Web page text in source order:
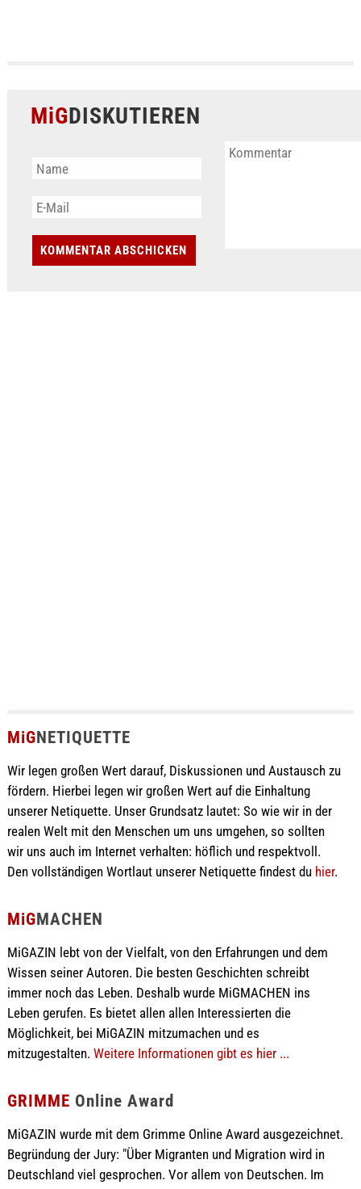
MiGDISKUTIEREN
MiGNETIQUETTE
Wir legen großen Wert darauf, Diskussionen und Austausch zu
fördern. Hierbei legen wir großen Wert auf die Einhaltung
unserer Netiquette. Unser Grundsatz lautet: So wie wir in der
realen Welt mit den Menschen um uns umgehen, so sollten
wir uns auch im Internet verhalten: höflich und respektvoll.
Den vollständigen Wortlaut unserer Netiquette findest du hier.
MiGMACHEN
MiGAZIN lebt von der Vielfalt, von den Erfahrungen und dem
Wissen seiner Autoren. Die besten Geschichten schreibt
immer noch das Leben. Deshalb wurde MiGMACHEN ins
Leben gerufen. Es bietet allen allen Interessierten die
Möglichkeit, bei MiGAZIN mitzumachen und es
mitzugestalten. Weitere Informationen gibt es hier ...
GRIMME Online Award
MiGAZIN wurde mit dem Grimme Online Award ausgezeichnet.
Begründung der Jury: "Über Migranten und Migration wird in
Deutschland viel gesprochen. Vor allem von Deutschen. Im